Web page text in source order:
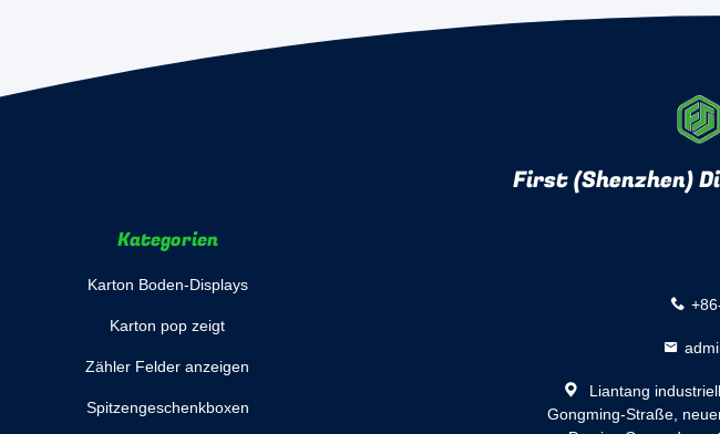
First (Shenzhen)
Kategorien
Karton Boden-Displays
Karton pop zeigt
Zähler Felder anzeigen
Spitzengeschenkboxen
Liantang
Gongming-Straße,